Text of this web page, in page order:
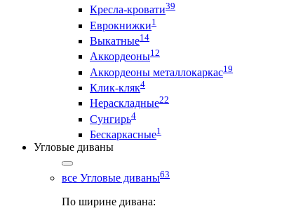
Кресла-кровати39
Еврокнижки1
Выкатные14
Аккордеоны12
Аккордеоны металлокаркас19
Клик-кляк4
Нераскладные22
Сунгирь4
Бескаркасные1
Угловые диваны
все Угловые диваны63
По ширине дивана: